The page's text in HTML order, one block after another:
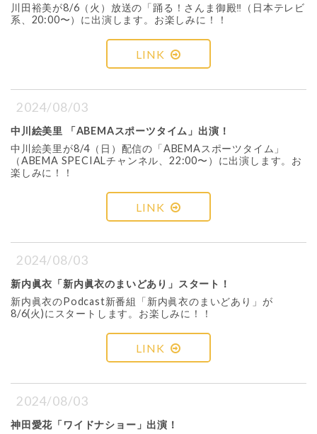
川田裕美が8/6（火）放送の「踊る！さんま御殿‼︎（日本テレビ
系、20:00〜）に出演します。お楽しみに！！
LINK
2024/08/03
中川絵美里 「ABEMAスポーツタイム」出演！
中川絵美里が8/4（日）配信の「ABEMAスポーツタイム」
（ABEMA SPECIALチャンネル、22:00〜）に出演します。お
楽しみに！！
LINK
2024/08/03
新内眞衣「新内眞衣のまいどあり」スタート！
新内眞衣のPodcast新番組「新内眞衣のまいどあり」が
8/6(火)にスタートします。お楽しみに！！
LINK
2024/08/03
神田愛花「ワイドナショー」出演！